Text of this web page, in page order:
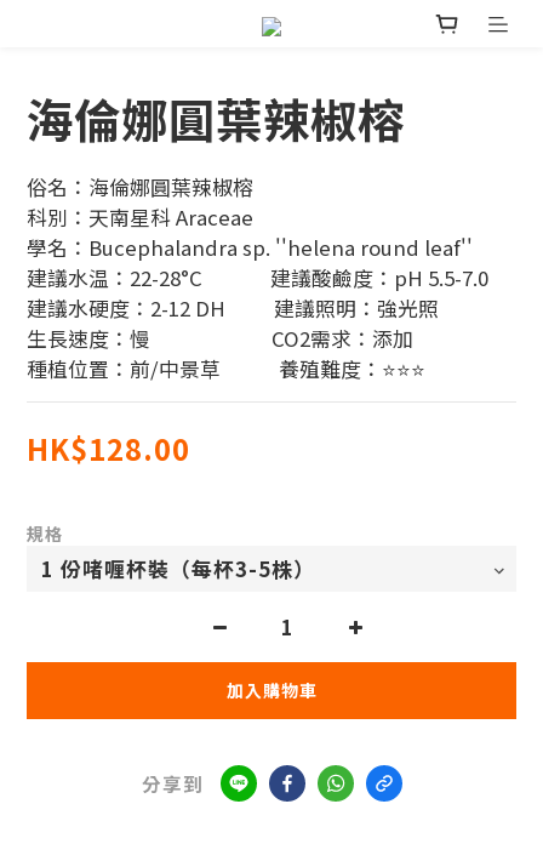
海倫娜圓葉辣椒榕
俗名：海倫娜圓葉辣椒榕
科別：天南星科 Araceae
學名：Bucephalandra sp. ''helena round leaf''
建議水温：22-28°C              建議酸鹼度：pH 5.5-7.0
建議水硬度：2-12 DH          建議照明：強光照
生長速度：慢                         CO2需求：添加
種植位置：前/中景草            養殖難度：⭐⭐⭐
HK$128.00
規格
加入購物車
分享到